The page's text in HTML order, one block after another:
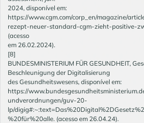
2024, disponível em:
https://www.cgm.com/corp_en/magazine/
rezept-neuer-standard-cgm-zieht-positive-
(acesso
em 26.02.2024).
[8]
BUNDESMINISTERIUM FÜR GESUNDHEIT,
Beschleunigung der Digitalisierung
des Gesundheitswesens, disponível em:
https://
undverordnungen/guv-20-
lp/
%20für%20alle. (acesso em 26.04.24).